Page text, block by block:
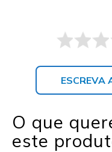
ESCREVA
O que
este